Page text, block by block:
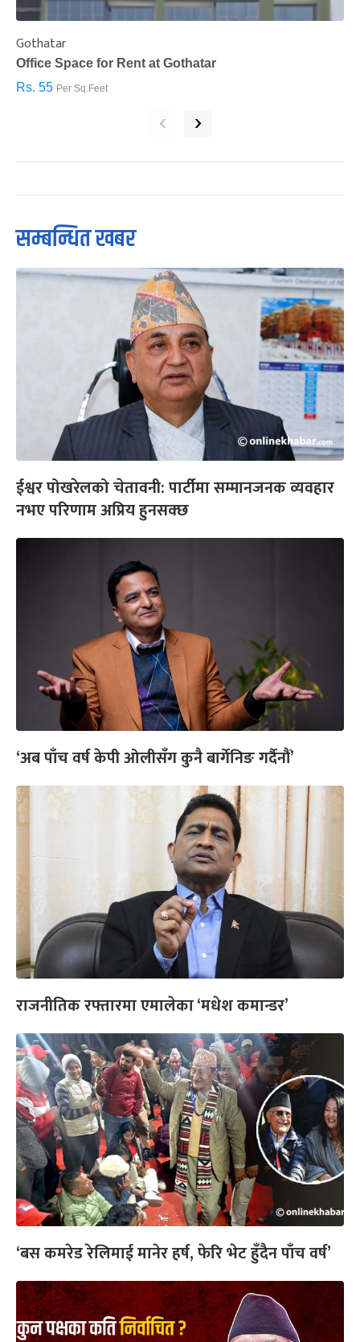
Gothatar
Office Space for Rent at Gothatar
Rs. 55 Per Sq.Feet
‹ ›
सम्बन्धित खबर
ईश्वर पोखरेलको चेतावनी: पार्टीमा सम्मानजनक व्यवहार
नभए परिणाम अप्रिय हुनसक्छ
‘अब पाँच वर्ष केपी ओलीसँग कुनै बार्गेनिङ गर्दैनौं’
राजनीतिक रफ्तारमा एमालेका ‘मधेश कमान्डर’
‘बस कमरेड रेलिमाई मानेर हर्ष, फेरि भेट हुँदैन पाँच वर्ष’